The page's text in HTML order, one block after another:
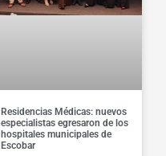
Residencias Médicas: nuevos
especialistas egresaron de los
hospitales municipales de
Escobar